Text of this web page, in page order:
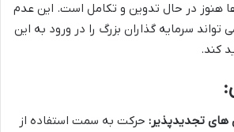
هنوز در حال تدوین و تکامل است. این عدم
سرمایه گذاران بزرگ را در ورود به این
کند.
های تجدیدپذیر: حرکت به سمت استفاده از